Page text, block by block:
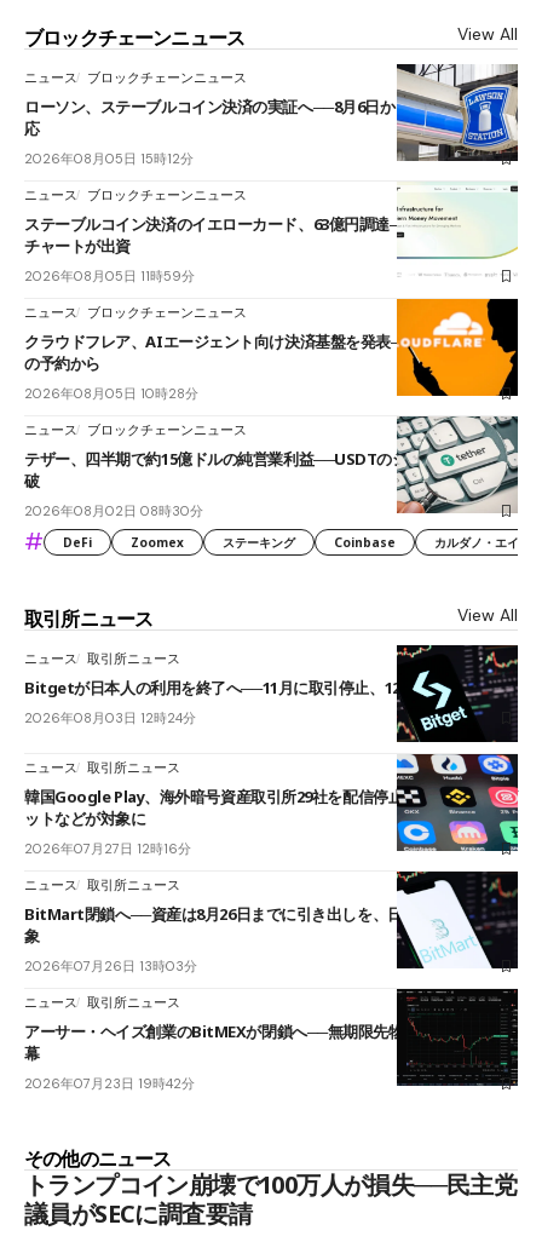
ブロックチェーンニュース View All
ニュース ブロックチェーンニュース
ローソン、ステーブルコイン決済の実証へ──8月6日からJPYCやUSDC対
応
2026年08月05日 15時12分
ニュース ブロックチェーンニュース
ステーブルコイン決済のイエローカード、63億円調達──ソニーやスタン
チャートが出資
2026年08月05日 11時59分
ニュース ブロックチェーンニュース
クラウドフレア、AIエージェント向け決済基盤を発表──まずハンドル名
の予約から
2026年08月05日 10時28分
ニュース ブロックチェーンニュース
テザー、四半期で約15億ドルの純営業利益──USDTのシェアは60%を突
破
2026年08月02日 08時30分
# DeFi Zoomex ステーキング Coinbase カルダノ・エイ
取引所ニュース View All
ニュース 取引所ニュース
Bitgetが日本人の利用を終了へ──11月に取引停止、12月末に強制決済
2026年08月03日 12時24分
ニュース 取引所ニュース
韓国Google Play、海外暗号資産取引所29社を配信停止──OKXやバイビ
ットなどが対象に
2026年07月27日 12時16分
ニュース 取引所ニュース
BitMart閉鎖へ──資産は8月26日までに引き出しを、日本人利用者も対
象
2026年07月26日 13時03分
ニュース 取引所ニュース
アーサー・ヘイズ創業のBitMEXが閉鎖へ──無期限先物を生んだ11年に
幕
2026年07月23日 19時42分
その他のニュース
トランプコイン崩壊で100万人が損失──民主党
議員がSECに調査要請